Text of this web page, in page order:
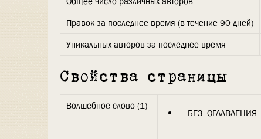
Правок за последнее время (в течение 90 дней)
Уникальных авторов за последнее время
Свойства страницы
Волшебное слово (1)
__БЕЗ_ОГЛАВЛЕНИЯ__